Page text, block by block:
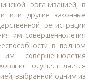
организацией, в
или другие законные
регистрации
им совершеннолетия
в полном
совершеннолетия
осуществляется
выбранной одним из